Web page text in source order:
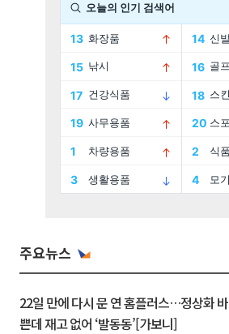
주요뉴스
22일 만에 다시 문 연 홈플러스…정상화 바
쁜데 재고 없어 ‘발동동’[가보니]